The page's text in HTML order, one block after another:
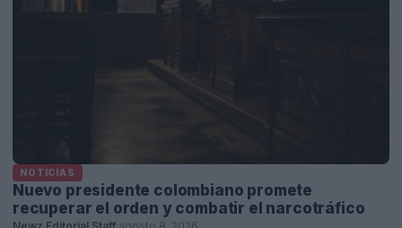
NOTICIAS
Nuevo presidente colombiano promete
recuperar el orden y combatir el narcotráfico